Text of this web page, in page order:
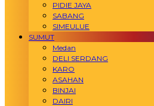
PIDIE JAYA
SABANG
SIMEULUE
SUMUT
Medan
DELI SERDANG
KARO
ASAHAN
BINJAI
DAIRI